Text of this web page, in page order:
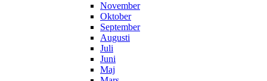
November
Oktober
September
Augusti
Juli
Juni
Maj